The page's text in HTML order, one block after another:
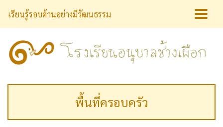
เรียนรู้รอบด้านอย่างมีวัฒนธรรม
พื้นที่ครอบครัว